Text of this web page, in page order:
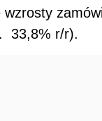
33,8% r/r).